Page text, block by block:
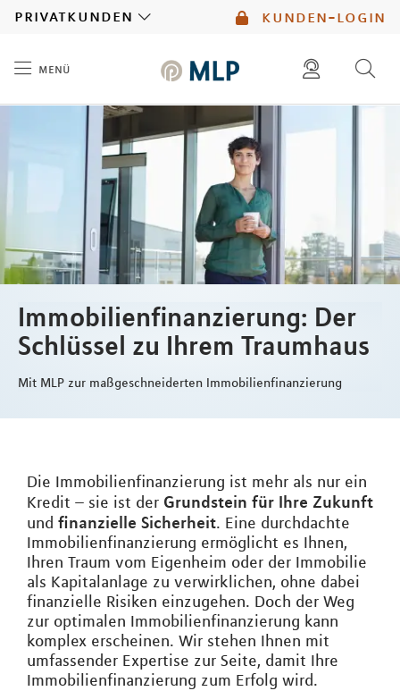
kunden-login
privatkunden
menü
diese website durchsuchen
mlp berater finden
Immobilienfinanzierung: Der
Schlüssel zu Ihrem Traumhaus
Mit MLP zur maßgeschneiderten Immobilienfinanzierung
Die Immobilienfinanzierung ist mehr als nur ein
Kredit – sie ist der Grundstein für Ihre Zukunft
und finanzielle Sicherheit. Eine durchdachte
Immobilienfinanzierung ermöglicht es Ihnen,
Ihren Traum vom Eigenheim oder der Immobilie
als Kapitalanlage zu verwirklichen, ohne dabei
finanzielle Risiken einzugehen. Doch der Weg
zur optimalen Immobilienfinanzierung kann
komplex erscheinen. Wir stehen Ihnen mit
umfassender Expertise zur Seite, damit Ihre
Immobilienfinanzierung zum Erfolg wird.